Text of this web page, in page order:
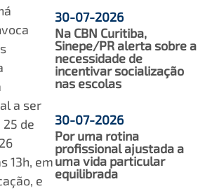
a ser
de
13h, em
e
30-07-2026
Na CBN Curitiba,
Sinepe/PR alerta sobre a
necessidade de
incentivar socialização
nas escolas
30-07-2026
Por uma rotina
profissional ajustada a
uma vida particular
equilibrada